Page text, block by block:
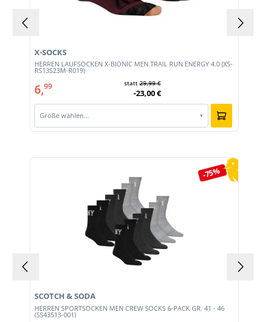
HERREN LAUFSOCKEN X-BIONIC MEN TRAIL RUN ENERGY 4.0 (XS-
RS13S23M-R019)
X-SOCKS
6,99 statt29,99 €
-23,00 €
Größe wählen… ▾
-75%
HERREN SPORTSOCKEN MEN CREW SOCKS 6-PACK GR. 41 - 46
(SS43513-001)
SCOTCH & SODA